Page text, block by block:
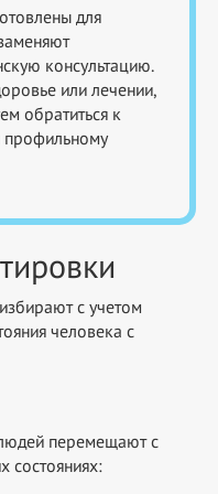
для
консультацию.
или лечении,
обратиться к
профильному
с учетом
человека с
перемещают с